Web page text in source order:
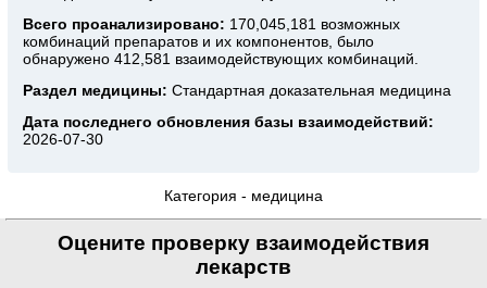
Всего проанализировано: 170,045,181 возможных
комбинаций препаратов и их компонентов, было
обнаружено 412,581 взаимодействующих комбинаций.
Раздел медицины: Стандартная доказательная медицина
Дата последнего обновления базы взаимодействий:
2026-07-30
Категория - медицина
Оцените проверку взаимодействия
лекарств